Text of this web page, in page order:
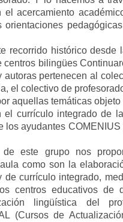
acercamiento
recorrido histórico desde
centros bilingües
pertenecen al
el colectivo de
aquellas temáticas
el currículo integrado de
los ayudantes
este grupo nos
como son la
currículo integrado,
centros educativos de
lingüística del
(Cursos de